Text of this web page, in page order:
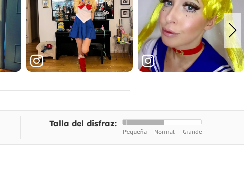
Talla del disfraz: